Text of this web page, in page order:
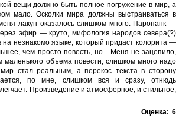
вещи должно быть полное погружение в мир, а
мало. Осколки мира должны выстраиваться в
лакун оказалось слишком много. Паропанк —
эфир — круто, мифология народов севера(?)
на незнакомо языке, который придаст колорита —
чем просто повесть, но... Меня не зацепило,
маленького объема повести, слишком много надо
стал реальным, а перекос текста в сторону
по мне, слишком вся и сразу, отнюдь
Произведение и атмосферное, и стильное,
Оценка: 6